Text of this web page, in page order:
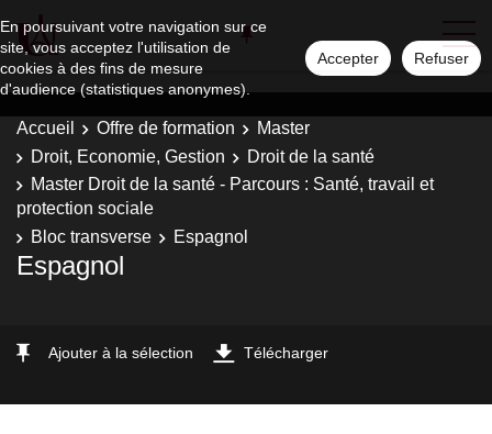
En poursuivant votre navigation sur ce
site, vous acceptez l'utilisation de
cookies à des fins de mesure
d'audience (statistiques anonymes).
Accepter Refuser
Accueil Offre de formation
Master
Droit, Economie, Gestion
Droit de la santé
Master Droit de la santé - Parcours : Santé, travail et
protection sociale
Bloc transverse
Espagnol
Espagnol
Ajouter à la sélection Télécharger